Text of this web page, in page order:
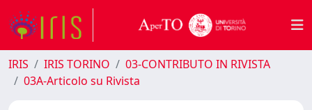
IRIS IRIS TORINO
03-CONTRIBUTO IN RIVISTA
03A-Articolo su Rivista